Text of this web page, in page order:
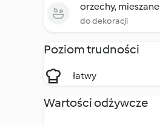
orzechy, mieszane
do dekoracji
Poziom trudności
łatwy
Wartości odżywcze